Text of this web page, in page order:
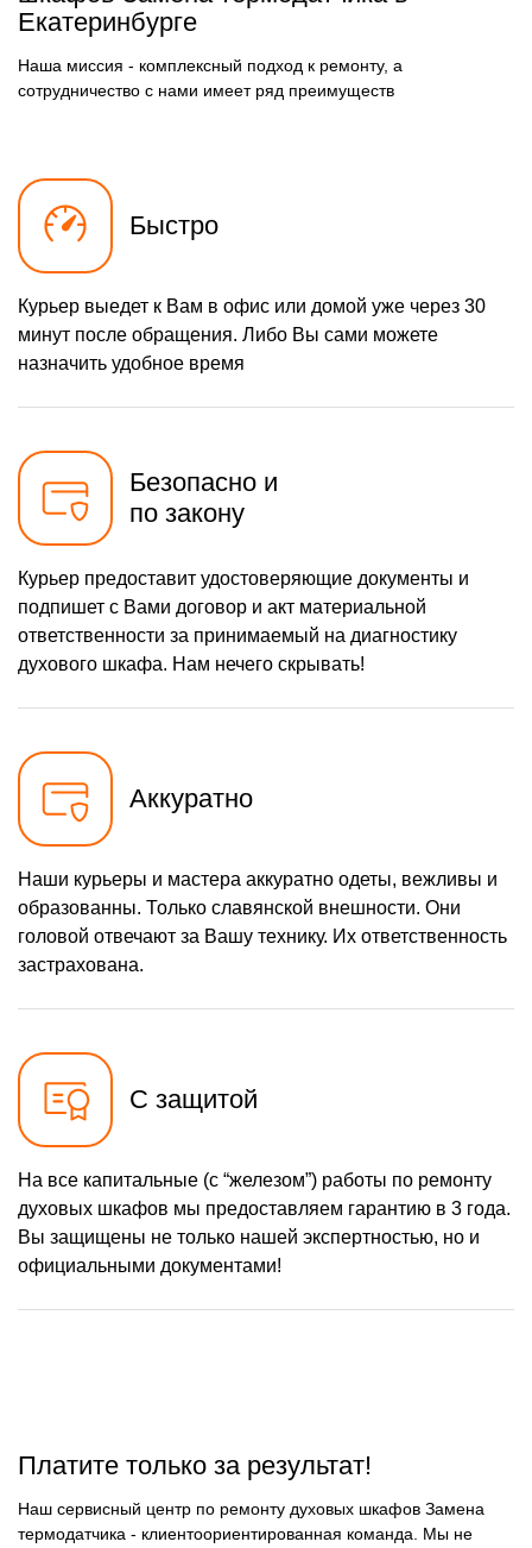
Екатеринбурге
Наша миссия - комплексный подход к ремонту, а
сотрудничество с нами имеет ряд преимуществ
Быстро
Курьер выедет к Вам в офис или домой уже через 30
минут после обращения. Либо Вы сами можете
назначить удобное время
Безопасно и
по закону
Курьер предоставит удостоверяющие документы и
подпишет с Вами договор и акт материальной
ответственности за принимаемый на диагностику
духового шкафа. Нам нечего скрывать!
Аккуратно
Наши курьеры и мастера аккуратно одеты, вежливы и
образованны. Только славянской внешности. Они
головой отвечают за Вашу технику. Их ответственность
застрахована.
С защитой
На все капитальные (с “железом”) работы по ремонту
духовых шкафов мы предоставляем гарантию в 3 года.
Вы защищены не только нашей экспертностью, но и
официальными документами!
Платите только за результат!
Наш сервисный центр по ремонту духовых шкафов Замена
термодатчика - клиентоориентированная команда. Мы не